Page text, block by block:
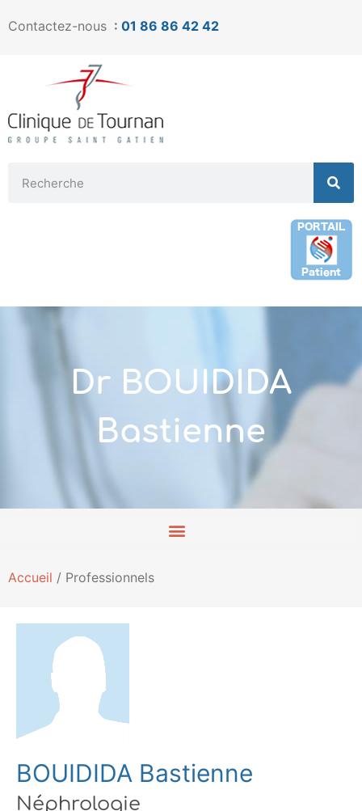
Contactez-nous : 01 86 86 42 42
Dr BOUIDIDA
Bastienne
Accueil / Professionnels
BOUIDIDA Bastienne
Néphrologie